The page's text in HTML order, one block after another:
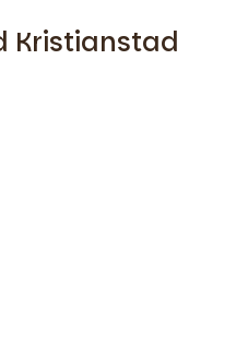
Kristianstad